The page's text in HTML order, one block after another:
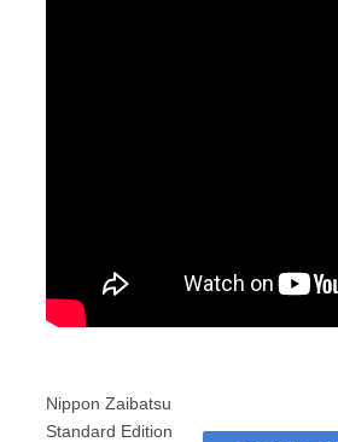
Nippon Zaibatsu
Standard Edition